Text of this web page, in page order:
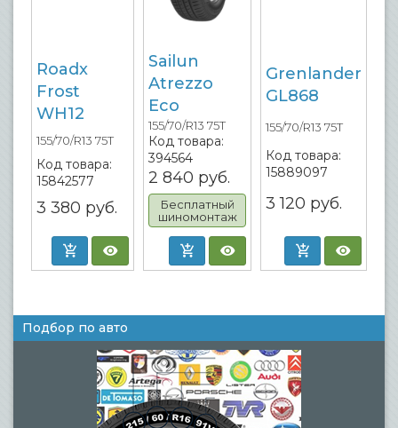
Roadx
Frost
WH12
155/70/R13 75T
Код товара:
15842577
3 380 руб.
Sailun
Atrezzo
Eco
155/70/R13 75T
Код товара:
394564
2 840 руб.
Бесплатный
шиномонтаж
Grenlander
GL868
155/70/R13 75T
Код товара:
15889097
3 120 руб.
Подбор по авто